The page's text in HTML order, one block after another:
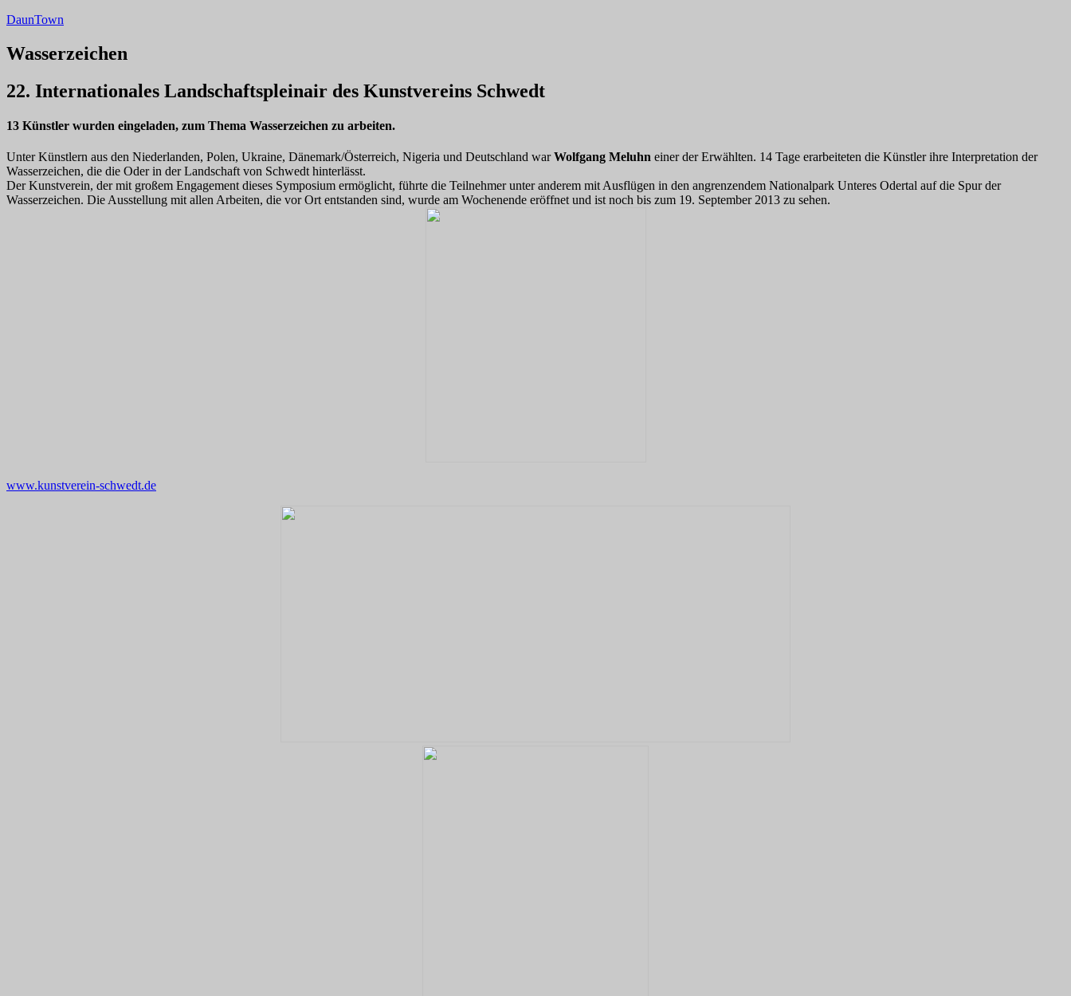
Zum
springen
DaunTown
Wasserzeichen
22. Internationales Landschaftspleinair des Kunstvereins Schwedt
13 Künstler wurden eingeladen, zum Thema Wasserzeichen zu arbeiten.
Unter Künstlern aus den Niederlanden, Polen, Ukraine, Dänemark/Österreich, Nigeria und Deutschland warWolfgang Meluhn einer der Erwählten. 14 Tage erarbeiteten die Künstler ihre Interpretation der
Wasserzeichen, die die Oder in der Landschaft von Schwedt hinterlässt.
Der Kunstverein, der mit großem Engagement dieses Symposium ermöglicht, führte die Teilnehmer unter anderem mit Ausflügen in den angrenzendem Nationalpark Unteres Odertal auf die Spur der
Wasserzeichen. Die Ausstellung mit allen Arbeiten, die vor Ort entstanden sind, wurde am Wochenende eröffnet und ist noch bis zum 19. September 2013 zu sehen.
www.kunstverein-schwedt.de